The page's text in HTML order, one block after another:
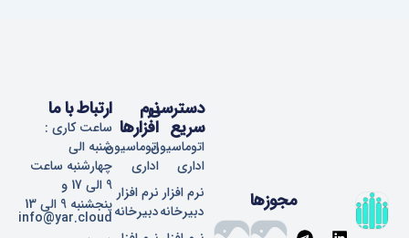
نرم
افزارها
اتوماسیون
اداری
نرم افزار
دبیرخانه
دسترسی
سریع
اتوماسیون
اداری
نرم افزار
دبیرخانه
ارتباط با ما
ساعت کاری :
شنبه الی
چهارشنبه ساعت
9 الی 17 و
پنجشنبه 9 الی 13
info@yar.cloud
مجوزها